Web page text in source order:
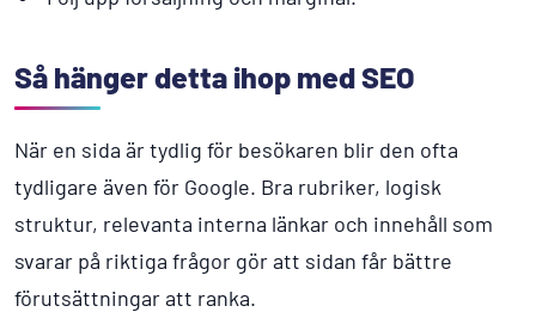
Så hänger detta ihop med SEO
När en sida är tydlig för besökaren blir den ofta
tydligare även för Google. Bra rubriker, logisk
struktur, relevanta interna länkar och innehåll som
svarar på riktiga frågor gör att sidan får bättre
förutsättningar att ranka.